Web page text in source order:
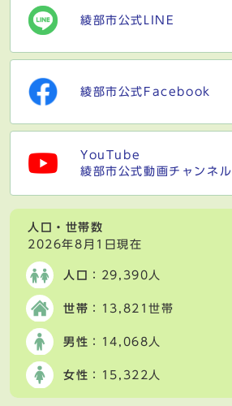
綾部市公式LINE
綾部市公式Facebook
YouTube
綾部市公式動画チャンネル
人口・世帯数
2026年8月1日現在
人口 ：29,390人
世帯 ：13,821世帯
男性 ：14,068人
女性 ：15,322人